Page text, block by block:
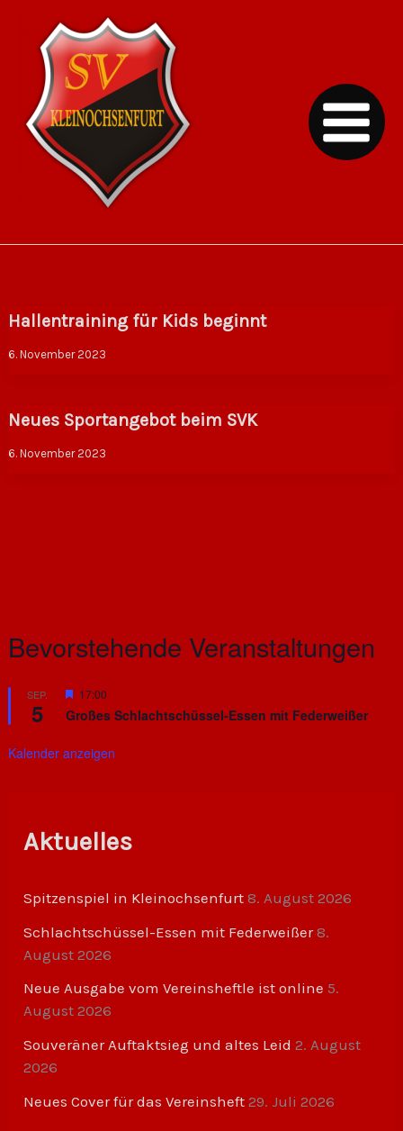
Inhalt
springen
Hallentraining für Kids beginnt
6. November 2023
Neues Sportangebot beim SVK
6. November 2023
Bevorstehende Veranstaltungen
SEP.
5
H
r
o
b
e
17:00
Großes Schlachtschüssel-Essen mit Federweißer
Kalender anzeigen
Aktuelles
Spitzenspiel in Kleinochsenfurt 8. August 2026
Schlachtschüssel-Essen mit Federweißer 8.
August 2026
Neue Ausgabe vom Vereinsheftle ist online 5.
August 2026
Souveräner Auftaktsieg und altes Leid 2. August
2026
Neues Cover für das Vereinsheft 29. Juli 2026